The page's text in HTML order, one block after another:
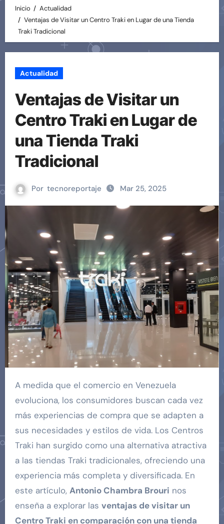
Inicio
Actualidad
Ventajas de Visitar un Centro Traki en Lugar de una Tienda
Traki Tradicional
Actualidad
Ventajas de Visitar un
Centro Traki en Lugar de
una Tienda Traki
Tradicional
Por tecnoreportaje Mar 25, 2025
A medida que el comercio en Venezuela
evoluciona, los consumidores buscan cada vez
más experiencias de compra que se adapten a
sus necesidades y estilos de vida. Los Centros
Traki han surgido como una alternativa atractiva
a las tiendas Traki tradicionales, ofreciendo una
experiencia más completa y diversificada. En
este artículo, Antonio Chambra Brouri nos
enseña a explorar las ventajas de visitar un
Centro Traki en comparación con una tienda